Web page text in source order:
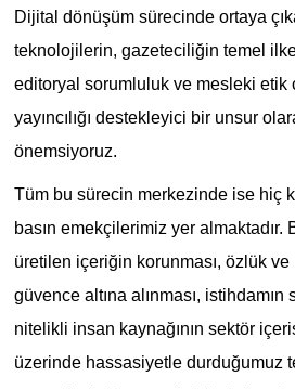
Dijital dönüşüm sürecinde ortaya
teknolojilerin, gazeteciliğin temel
editoryal sorumluluk ve mesleki etik
yayıncılığı destekleyici bir unsur
önemsiyoruz.
Tüm bu sürecin merkezinde ise hiç
basın emekçilerimiz yer
üretilen içeriğin korunması, özlük ve
güvence altına alınması,
nitelikli insan kaynağının sektör
üzerinde hassasiyetle durduğumuz